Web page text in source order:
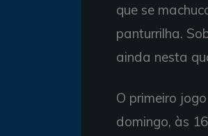
que se
panturrilha.
ainda nesta
O primeiro
domingo, às